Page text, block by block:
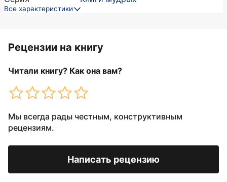
Все характеристики
Рецензии на книгу
Читали книгу? Как она вам?
Мы всегда рады честным, конструктивным
рецензиям.
Написать рецензию